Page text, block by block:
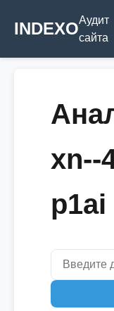
INDEXOАудит
сайта
xn--
p1ai